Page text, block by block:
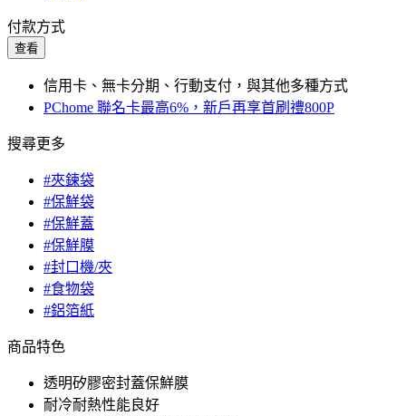
付款方式
查看
信用卡、無卡分期、行動支付，與其他多種方式
PChome 聯名卡最高6%，新戶再享首刷禮800P
搜尋更多
#夾鍊袋
#保鮮袋
#保鮮蓋
#保鮮膜
#封口機/夾
#食物袋
#鋁箔紙
商品特色
透明矽膠密封蓋保鮮膜
耐冷耐熱性能良好